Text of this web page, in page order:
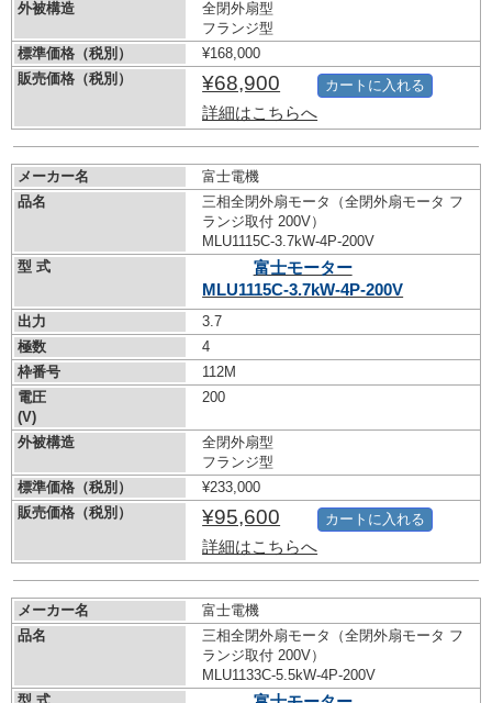
外被構造
全閉外扇型
フランジ型
標準価格（税別）
¥168,000
販売価格（税別）
¥68,900
詳細はこちらへ
カートに入れる
メーカー名
富士電機
品名
三相全閉外扇モータ（全閉外扇モータ フ
ランジ取付 200V）
MLU1115C-3.7kW-4P-200V
型 式
富士モーター
MLU1115C-3.7kW-4P-200V
出力
3.7
極数
4
枠番号
112M
電圧
(V)
200
外被構造
全閉外扇型
フランジ型
標準価格（税別）
¥233,000
販売価格（税別）
¥95,600
詳細はこちらへ
カートに入れる
メーカー名
富士電機
品名
三相全閉外扇モータ（全閉外扇モータ フ
ランジ取付 200V）
MLU1133C-5.5kW-4P-200V